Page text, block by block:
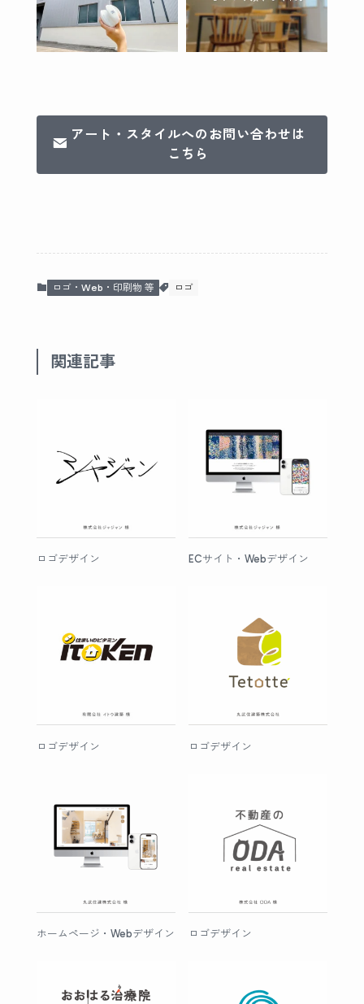
アート・スタイルへのお問い合わせは
こちら
ロゴ・Web・印刷物 等 ロゴ
関連記事
ロゴデザイン ECサイト・Webデザイン
ロゴデザイン ロゴデザイン
ホームページ・Webデザイン ロゴデザイン